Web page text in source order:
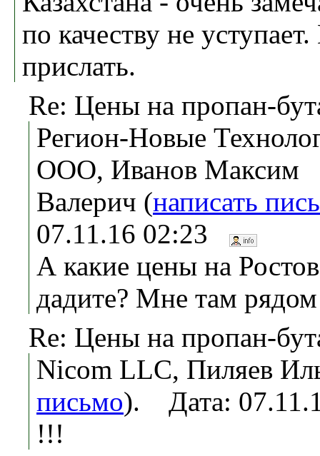
по качеству не
прислать.
Re: Цены на пропан-
Регион-Новые
ООО, Иванов Максим
Валерич (написать
07.11.16 02:23
А какие цены на
дадите? Мне там
Re: Цены на пропан-
Nicom LLC, Пиляев
письмо). Дата:
!!!